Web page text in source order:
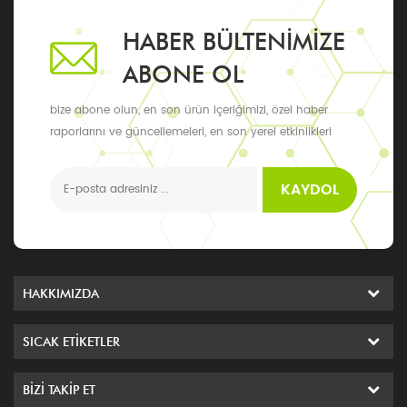
HABER BÜLTENIMIZE
ABONE OL
bize abone olun, en son ürün içeriğimizi, özel haber
raporlarını ve güncellemeleri, en son yerel etkinlikleri
alabilirsiniz
KAYDOL
HAKKIMIZDA
SICAK ETIKETLER
BIZI TAKIP ET